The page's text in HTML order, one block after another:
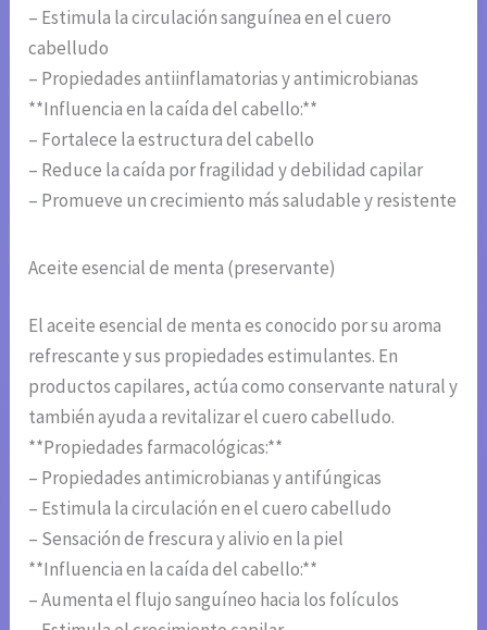
– Estimula la circulación sanguínea en el cuero
cabelludo
– Propiedades antiinflamatorias y antimicrobianas
**Influencia en la caída del cabello:**
– Fortalece la estructura del cabello
– Reduce la caída por fragilidad y debilidad capilar
– Promueve un crecimiento más saludable y resistente
Aceite esencial de menta (preservante)
El aceite esencial de menta es conocido por su aroma
refrescante y sus propiedades estimulantes. En
productos capilares, actúa como conservante natural y
también ayuda a revitalizar el cuero cabelludo.
**Propiedades farmacológicas:**
– Propiedades antimicrobianas y antifúngicas
– Estimula la circulación en el cuero cabelludo
– Sensación de frescura y alivio en la piel
**Influencia en la caída del cabello:**
– Aumenta el flujo sanguíneo hacia los folículos